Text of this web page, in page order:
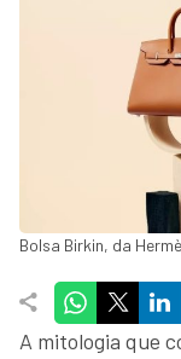
Bolsa Birkin, da
A mitologia que